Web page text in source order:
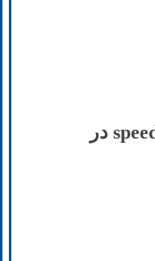
مزایای استفاده از گزینه speed در